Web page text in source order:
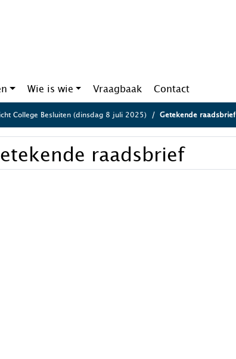
Wie is wie Vraagbaak Contact
College Besluiten (dinsdag 8 juli 2025) Getekende raadsbrief
raadsbrief